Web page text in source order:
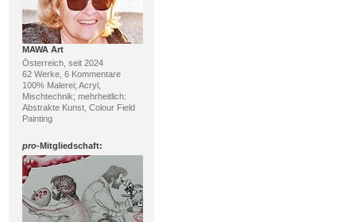
MAWA Art
Österreich, seit 2024
62 Werke, 6 Kommentare
100% Malerei; Acryl,
Mischtechnik; mehrheitlich:
Abstrakte Kunst, Colour Field
Painting
pro-Mitgliedschaft: